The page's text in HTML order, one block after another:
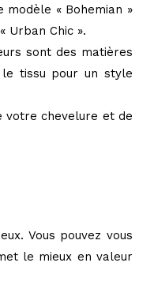
« Bohemian »
Urban Chic ».
sont des matières
tissu pour un style
votre chevelure et de
Vous pouvez vous
le mieux en valeur